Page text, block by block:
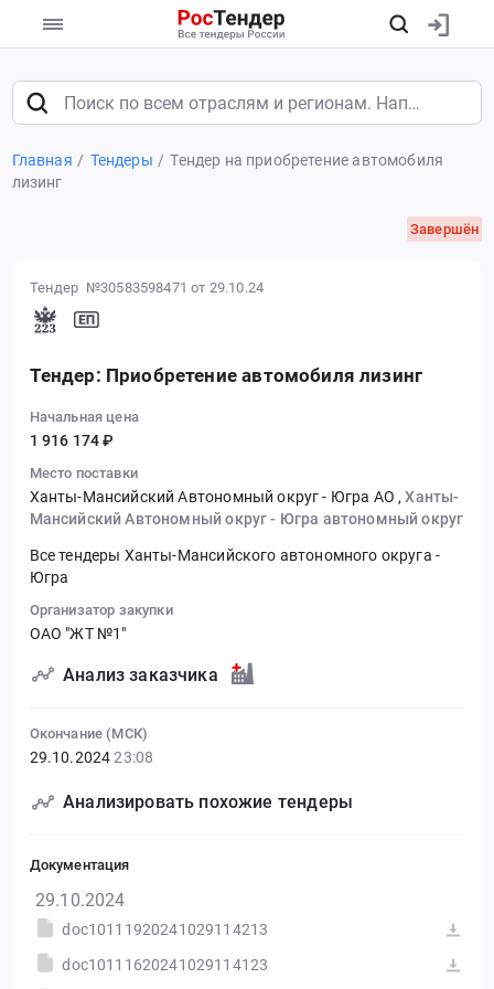
Главная Тендеры
Тендер на приобретение автомобиля
лизинг
Завершён
Тендер №30583598471 от 29.10.24
Тендер: Приобретение автомобиля лизинг
Начальная цена
1 916 174 ₽
Место поставки
Ханты-Мансийский Автономный округ - Югра АО ,Ханты-
Мансийский Автономный округ - Югра автономный округ
Все тендеры Ханты-Мансийского автономного округа -
Югра
Организатор закупки
ОАО "ЖТ №1"
Анализ заказчика
Окончание (МСК)
29.10.2024 23:08
Анализировать похожие тендеры
Документация
29.10.2024
doc10111920241029114213
doc10111620241029114123